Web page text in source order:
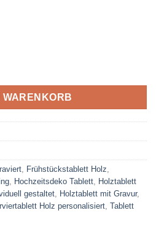
Menge
WARENKORB
, Frühstückstablett Holz,
, Hochzeitsdeko Tablett, Holztablett
gestaltet, Holztablett mit Gravur,
Holz personalisiert, Tablett